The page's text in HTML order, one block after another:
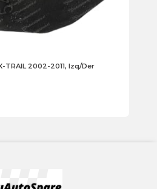
TRAIL 2002-2011, Izq/Der